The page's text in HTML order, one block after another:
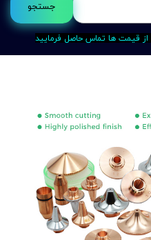
جستجو
قیمت ها تماس حاصل فرمایید